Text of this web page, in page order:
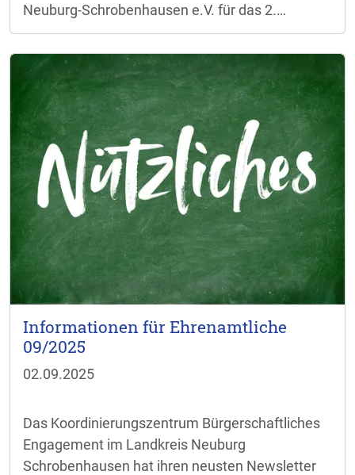
Neuburg-Schrobenhausen e.V. für das 2.
Halbjahr 2025 könnenhiereingesehen werden.
Informationen für Ehrenamtliche
09/2025
02.09.2025
Das Koordinierungszentrum Bürgerschaftliches
Engagement im Landkreis Neuburg
Schrobenhausen hat ihren neusten Newsletter